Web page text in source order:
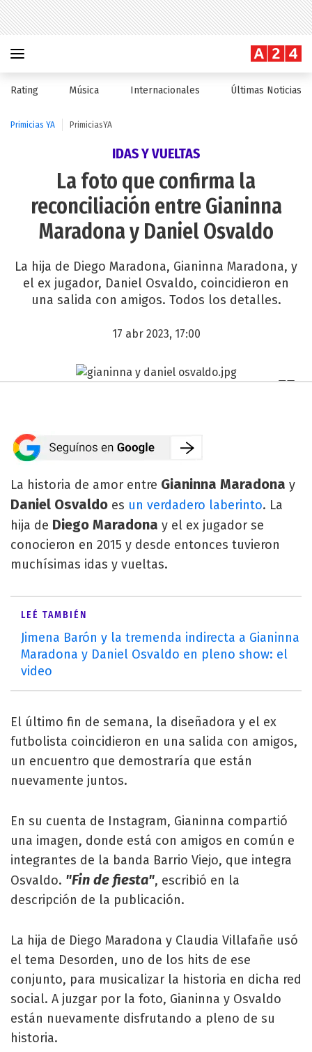
Rating Música Internacionales Últimas Noticias
Primicias YA PrimiciasYA
IDAS Y VUELTAS
La foto que confirma la
reconciliación entre Gianinna
Maradona y Daniel Osvaldo
La hija de Diego Maradona, Gianinna Maradona, y
el ex jugador, Daniel Osvaldo, coincidieron en
una salida con amigos. Todos los detalles.
17 abr 2023, 17:00
La historia de amor entre Gianinna Maradona y
Daniel Osvaldo es un verdadero laberinto. La
hija de Diego Maradona y el ex jugador se
conocieron en 2015 y desde entonces tuvieron
muchísimas idas y vueltas.
LEÉ TAMBIÉN
Jimena Barón y la tremenda indirecta a Gianinna
Maradona y Daniel Osvaldo en pleno show: el
video
El último fin de semana, la diseñadora y el ex
futbolista coincidieron en una salida con amigos,
un encuentro que demostraría que están
nuevamente juntos.
En su cuenta de Instagram, Gianinna compartió
una imagen, donde está con amigos en común e
integrantes de la banda Barrio Viejo, que integra
Osvaldo. "Fin de fiesta", escribió en la
descripción de la publicación.
La hija de Diego Maradona y Claudia Villafañe usó
el tema Desorden, uno de los hits de ese
conjunto, para musicalizar la historia en dicha red
social. A juzgar por la foto, Gianinna y Osvaldo
están nuevamente disfrutando a pleno de su
historia.